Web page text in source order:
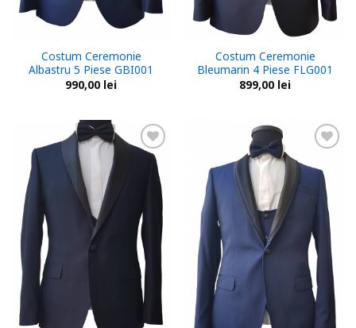
Costum Ceremonie
Albastru 5 Piese GBI001
990,00 lei
Costum Ceremonie
Bleumarin 4 Piese FLG001
899,00 lei
Add to
wishlist
wishlist